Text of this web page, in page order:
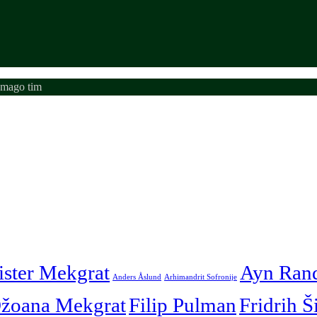
tim
Mekgrat Anders Åslund Arhimandrit Sofronije Ayn
MekgratFilip PulmanFridrih